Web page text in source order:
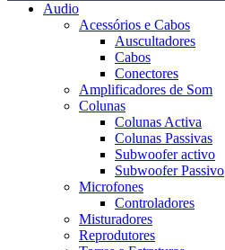
Audio
Acessórios e Cabos
Auscultadores
Cabos
Conectores
Amplificadores de Som
Colunas
Colunas Activa
Colunas Passivas
Subwoofer activo
Subwoofer Passivo
Microfones
Controladores
Misturadores
Reprodutores